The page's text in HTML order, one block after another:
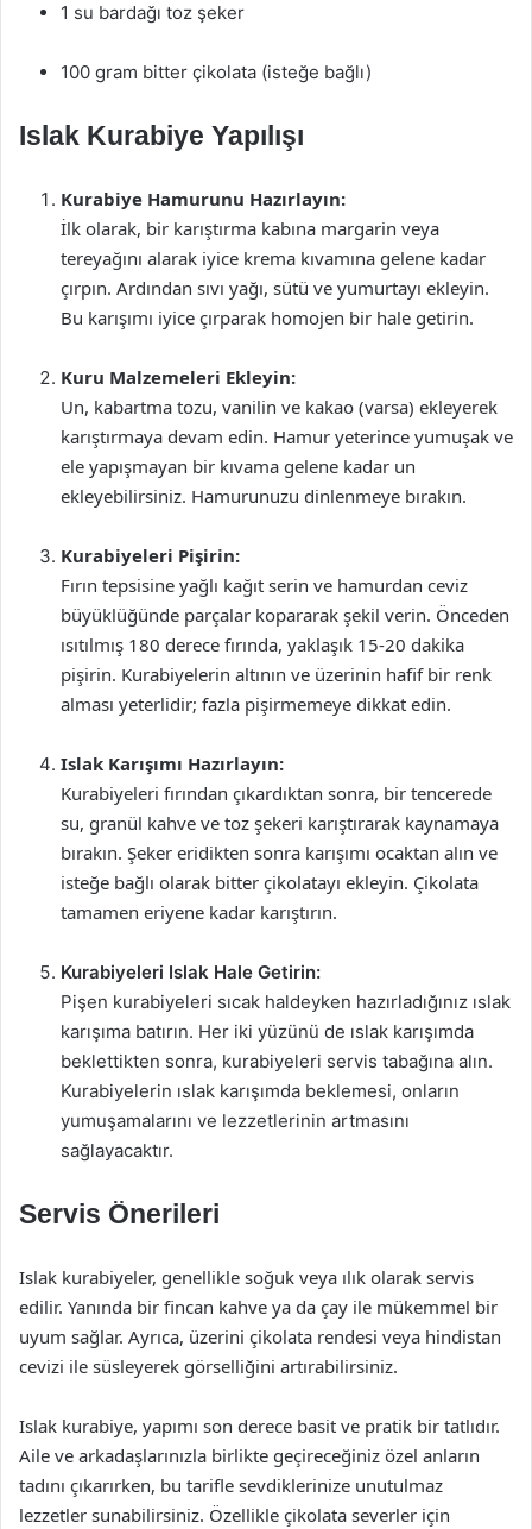
1 su bardağı toz şeker
100 gram bitter çikolata (isteğe bağlı)
Islak Kurabiye Yapılışı
Kurabiye Hamurunu Hazırlayın:
İlk olarak, bir karıştırma kabına margarin veya
tereyağını alarak iyice krema kıvamına gelene kadar
çırpın. Ardından sıvı yağı, sütü ve yumurtayı ekleyin.
Bu karışımı iyice çırparak homojen bir hale getirin.
Kuru Malzemeleri Ekleyin:
Un, kabartma tozu, vanilin ve kakao (varsa) ekleyerek
karıştırmaya devam edin. Hamur yeterince yumuşak ve
ele yapışmayan bir kıvama gelene kadar un
ekleyebilirsiniz. Hamurunuzu dinlenmeye bırakın.
Kurabiyeleri Pişirin:
Fırın tepsisine yağlı kağıt serin ve hamurdan ceviz
büyüklüğünde parçalar kopararak şekil verin. Önceden
ısıtılmış 180 derece fırında, yaklaşık 15-20 dakika
pişirin. Kurabiyelerin altının ve üzerinin hafif bir renk
alması yeterlidir; fazla pişirmemeye dikkat edin.
Islak Karışımı Hazırlayın:
Kurabiyeleri fırından çıkardıktan sonra, bir tencerede
su, granül kahve ve toz şekeri karıştırarak kaynamaya
bırakın. Şeker eridikten sonra karışımı ocaktan alın ve
isteğe bağlı olarak bitter çikolatayı ekleyin. Çikolata
tamamen eriyene kadar karıştırın.
Kurabiyeleri Islak Hale Getirin:
Pişen kurabiyeleri sıcak haldeyken hazırladığınız ıslak
karışıma batırın. Her iki yüzünü de ıslak karışımda
beklettikten sonra, kurabiyeleri servis tabağına alın.
Kurabiyelerin ıslak karışımda beklemesi, onların
yumuşamalarını ve lezzetlerinin artmasını
sağlayacaktır.
Servis Önerileri
Islak kurabiyeler, genellikle soğuk veya ılık olarak servis
edilir. Yanında bir fincan kahve ya da çay ile mükemmel bir
uyum sağlar. Ayrıca, üzerini çikolata rendesi veya hindistan
cevizi ile süsleyerek görselliğini artırabilirsiniz.
Islak kurabiye, yapımı son derece basit ve pratik bir tatlıdır.
Aile ve arkadaşlarınızla birlikte geçireceğiniz özel anların
tadını çıkarırken, bu tarifle sevdiklerinize unutulmaz
lezzetler sunabilirsiniz. Özellikle çikolata severler için